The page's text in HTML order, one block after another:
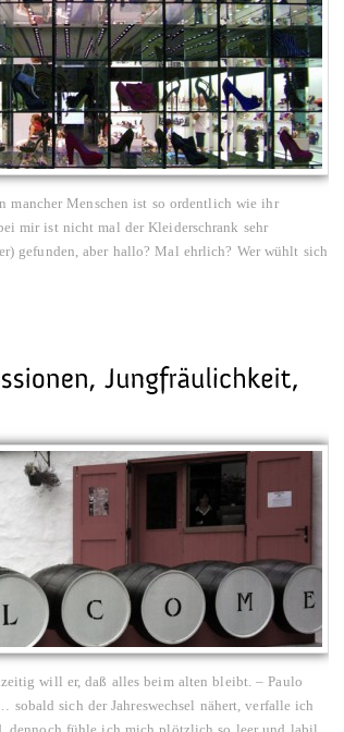
mancher Menschen ist so ordentlich wie ihr
mir ist nicht mal der Kleiderschrank sehr
gefunden, aber hallo? Mal ehrlich? Wer wühlt sich
will er, daß alles beim alten bleibt. – Paulo
sich der Jahreswechsel nähert, verfalle ich